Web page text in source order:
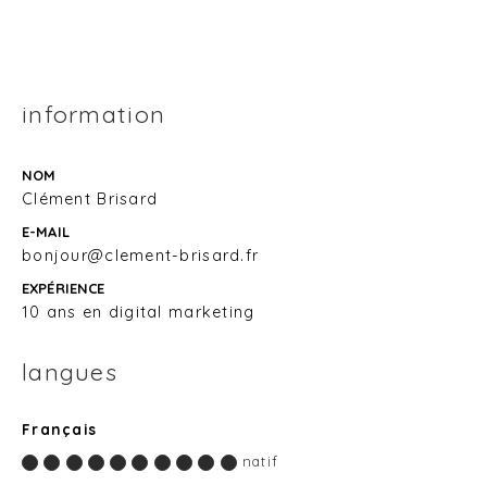
information
NOM
Clément Brisard
E-MAIL
bonjour@clement-brisard.fr
EXPÉRIENCE
10 ans en digital marketing
langues
Français
natif